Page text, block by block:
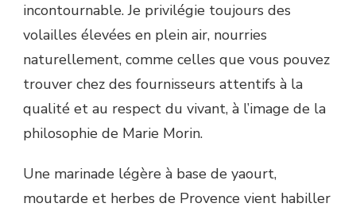
incontournable. Je privilégie toujours des
volailles élevées en plein air, nourries
naturellement, comme celles que vous pouvez
trouver chez des fournisseurs attentifs à la
qualité et au respect du vivant, à l’image de la
philosophie de Marie Morin.
Une marinade légère à base de yaourt,
moutarde et herbes de Provence vient habiller